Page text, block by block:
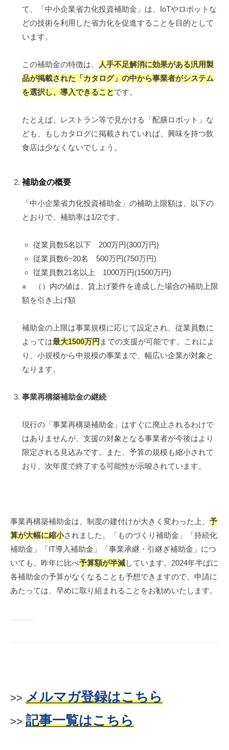
て、「中小企業省力化投資補助金」は、IoTやロボットな
どの技術を利用した省力化を促進することを目的として
います。
この補助金の特徴は、
人手不足解消に効果がある汎用製
品が掲載された「カタログ」の中から事業者がシステム
を選択し、導入できることです。
たとえば、レストラン等で見かける「配膳ロボット」な
ども、もしカタログに掲載されていれば、興味を持つ飲
食店は少なくないでしょう。
補助金の概要
「中小企業省力化投資補助金」の補助上限額は、以下の
とおりで、補助率は1/2です。
従業員数5名以下 200万円(300万円)
従業員数6~20名 500万円(750万円)
従業員数21名以上 1000万円(1500万円)
※ （）内の値は、賃上げ要件を達成した場合の補助上限
額を引き上げ額
補助金の上限は事業規模に応じて設定され、従業員数に
よっては最大1500万円 までの支援が可能です。これによ
り、小規模から中規模の事業まで、幅広い企業が対象と
なります。
事業再構築補助金の継続
現行の「事業再構築補助金」はすぐに廃止されるわけで
はありませんが、支援の対象となる事業者が今後はより
限定される見込みです。また、予算の規模も縮小されて
おり、次年度で終了する可能性が示唆されています。
事業再構築補助金は、制度の建付けが大きく変わった上、 予
算が大幅に縮小されました。「ものづくり補助金」「持続化
補助金」「IT導入補助金」「事業承継・引継ぎ補助金」につ
いても、昨年に比べ予算額が半減しています。2024年半ばに
各補助金の予算がなくなることも予想できますので、申請に
あたっては、早めに取り組まれることをお勧めいたします。
>> メルマガ登録はこちら
>> 記事一覧はこちら